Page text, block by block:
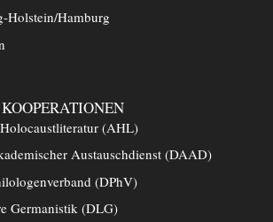
Holstein/Hamburg
(AHL)
Austauschdienst (DAAD)
(DPhV)
Germanistik (DLG)